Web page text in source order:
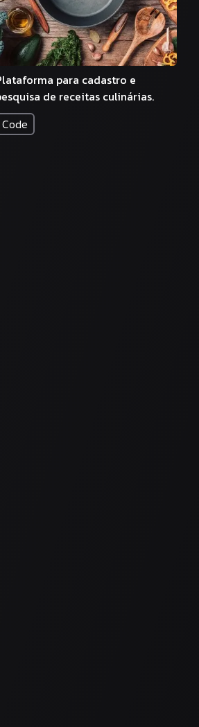
para cadastro e
de receitas culinárias.
Code